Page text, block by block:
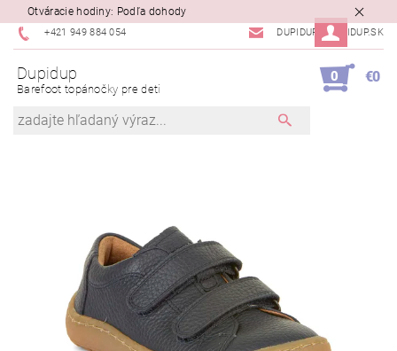
Otváracie hodiny: Podľa dohody
+421 949 884 054 DUPIDUP@DUPIDUP.SK
Dupidup
Barefoot topánočky pre deti
0 €0